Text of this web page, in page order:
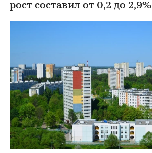
рост составил от 0,2 до 2,9%